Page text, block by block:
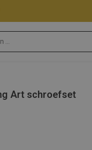
Art schroefset